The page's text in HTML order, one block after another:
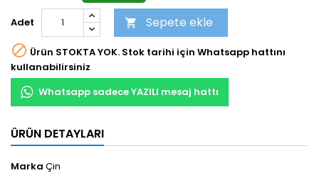
Adet  Sepete ekle
 Ürün STOKTA YOK. Stok tarihi için Whatsapp hattını
kullanabilirsiniz
Whatsapp sadece YAZILI mesaj hattı
ÜRÜN DETAYLARI
Marka Çin